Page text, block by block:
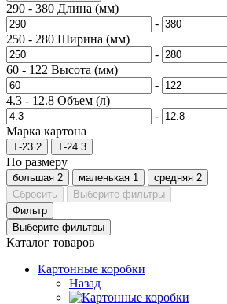
290 - 380 Длина (мм)
-
250 - 280 Ширина (мм)
-
60 - 122 Высота (мм)
-
4.3 - 12.8 Объем (л)
-
Марка картона
Т-23 2 Т-24 3
По размеру
большая 2 маленькая 1 средняя 2
Сбросить
Выберите фильтры
Фильтр
Выберите фильтры
Каталог товаров
Картонные коробки
Назад